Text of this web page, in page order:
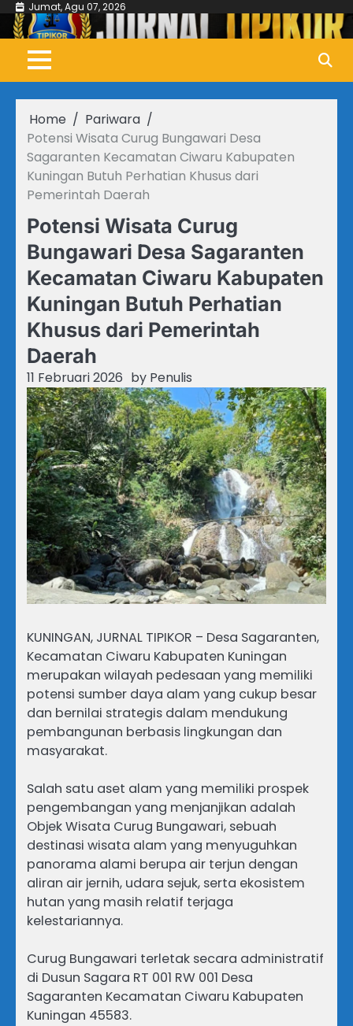
Skip
content
Jumat, Agu 07, 2026
Home
Pariwara
Potensi Wisata Curug Bungawari Desa
Sagaranten Kecamatan Ciwaru Kabupaten
Kuningan Butuh Perhatian Khusus dari
Pemerintah Daerah
Potensi Wisata Curug
Bungawari Desa Sagaranten
Kecamatan Ciwaru Kabupaten
Kuningan Butuh Perhatian
Khusus dari Pemerintah
Daerah
11 Februari 2026 by Penulis
KUNINGAN, JURNAL TIPIKOR – Desa Sagaranten,
Kecamatan Ciwaru Kabupaten Kuningan
merupakan wilayah pedesaan yang memiliki
potensi sumber daya alam yang cukup besar
dan bernilai strategis dalam mendukung
pembangunan berbasis lingkungan dan
masyarakat.
Salah satu aset alam yang memiliki prospek
pengembangan yang menjanjikan adalah
Objek Wisata Curug Bungawari, sebuah
destinasi wisata alam yang menyuguhkan
panorama alami berupa air terjun dengan
aliran air jernih, udara sejuk, serta ekosistem
hutan yang masih relatif terjaga
kelestariannya.
Curug Bungawari terletak secara administratif
di Dusun Sagara RT 001 RW 001 Desa
Sagaranten Kecamatan Ciwaru Kabupaten
Kuningan 45583.